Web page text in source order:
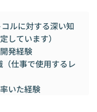
ルに対する深い知
しています）
発経験
仕事で使用するレ
いた経験